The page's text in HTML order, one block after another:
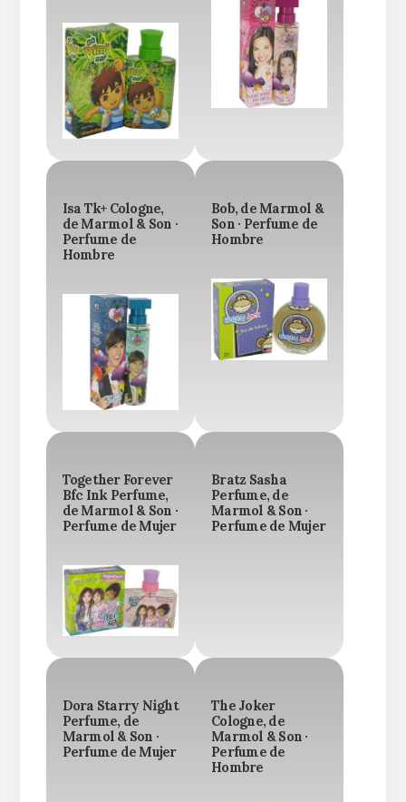
Isa Tk+ Cologne,
de Marmol & Son ·
Perfume de
Hombre
Bob, de Marmol &
Son · Perfume de
Hombre
Together Forever
Bfc Ink Perfume,
de Marmol & Son ·
Perfume de Mujer
Bratz Sasha
Perfume, de
Marmol & Son ·
Perfume de Mujer
Dora Starry Night
Perfume, de
Marmol & Son ·
Perfume de Mujer
The Joker
Cologne, de
Marmol & Son ·
Perfume de
Hombre